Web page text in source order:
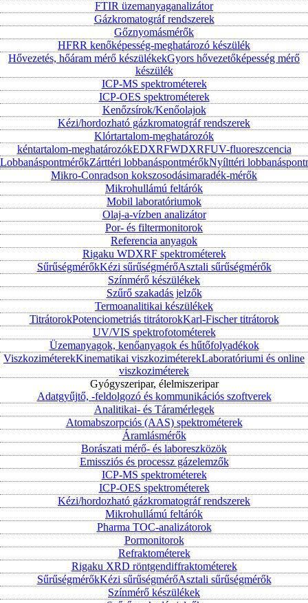
FTIR üzemanyaganalizátor
Gázkromatográf rendszerek
Gőznyomásmérők
HFRR kenőképesség-meghatározó készülék
Hővezetés, hőáram mérő készülékekGyors hővezetőképesség mérő
készülék
ICP-MS spektrométerek
ICP-OES spektrométerek
Kenőzsírok/Kenőolajok
Kézi/hordozható gázkromatográf rendszerek
Klórtartalom-meghatározók
kéntartalom-meghatározókEDXRFWDXRFUV-fluoreszcencia
LobbanáspontmérőkZárttéri lobbanáspontmérőkNyílttéri
Mikro-Conradson kokszosodásimaradék-mérők
Mikrohullámú feltárók
Mobil laboratóriumok
Olaj-a-vízben analizátor
Por- és filtermonitorok
Referencia anyagok
Rigaku WDXRF spektrométerek
SűrűségmérőkKézi sűrűségmérőAsztali sűrűségmérők
Színmérő készülékek
Szűrő szakadás jelzők
Termoanalitikai készülékek
TitrátorokPotenciometriás titrátorokKarl-Fischer titrátorok
UV/VIS spektrofotométerek
Üzemanyagok, kenőanyagok és hűtőfolyadékok
ViszkoziméterekKinematikai viszkoziméterekLaboratóriumi és online
viszkoziméterek
Gyógyszeripar, élelmiszeripar
Adatgyűjtő, -feldolgozó és kommunikációs szoftverek
Analitikai- és Táramérlegek
Atomabszorpciós (AAS) spektrométerek
Áramlásmérők
Borászati mérő- és laboreszközök
Emissziós és processz gázelemzők
ICP-MS spektrométerek
ICP-OES spektrométerek
Kézi/hordozható gázkromatográf rendszerek
Mikrohullámú feltárók
Pharma TOC-analizátorok
Pormonitorok
Refraktométerek
Rigaku XRD röntgendiffraktométerek
SűrűségmérőkKézi sűrűségmérőAsztali sűrűségmérők
Színmérő készülékek